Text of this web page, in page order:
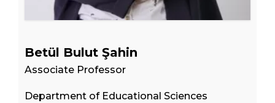
Betül Bulut Şahin
Associate Professor
Department of Educational Sciences